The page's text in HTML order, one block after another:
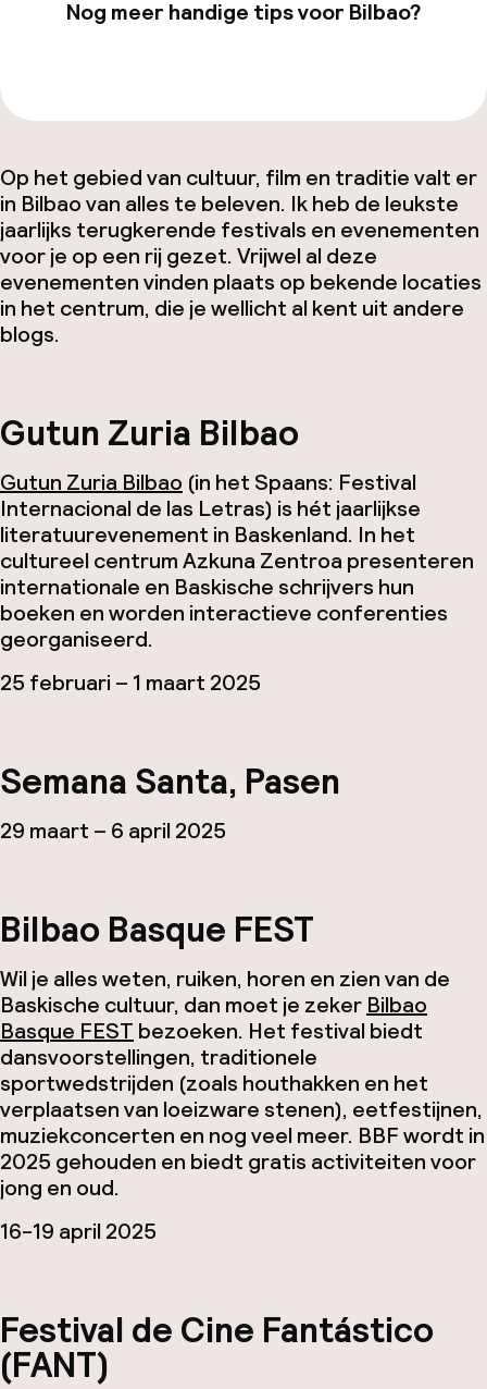
Nog meer handige tips voor Bilbao?
Op het gebied van cultuur, film en traditie valt er
in Bilbao van alles te beleven. Ik heb de leukste
jaarlijks terugkerende festivals en evenementen
voor je op een rij gezet. Vrijwel al deze
evenementen vinden plaats op bekende locaties
in het centrum, die je wellicht al kent uit andere
blogs.
Gutun Zuria Bilbao
Gutun Zuria Bilbao (in het Spaans: Festival
Internacional de las Letras) is hét jaarlijkse
literatuurevenement in Baskenland. In het
cultureel centrum Azkuna Zentroa presenteren
internationale en Baskische schrijvers hun
boeken en worden interactieve conferenties
georganiseerd.
25 februari – 1 maart 2025
Semana Santa, Pasen
29 maart – 6 april 2025
Bilbao Basque FEST
Wil je alles weten, ruiken, horen en zien van de
Baskische cultuur, dan moet je zeker Bilbao
Basque FEST bezoeken. Het festival biedt
dansvoorstellingen, traditionele
sportwedstrijden (zoals houthakken en het
verplaatsen van loeizware stenen), eetfestijnen,
muziekconcerten en nog veel meer. BBF wordt in
2025 gehouden en biedt gratis activiteiten voor
jong en oud.
16-19 april 2025
Festival de Cine Fantástico
(FANT)